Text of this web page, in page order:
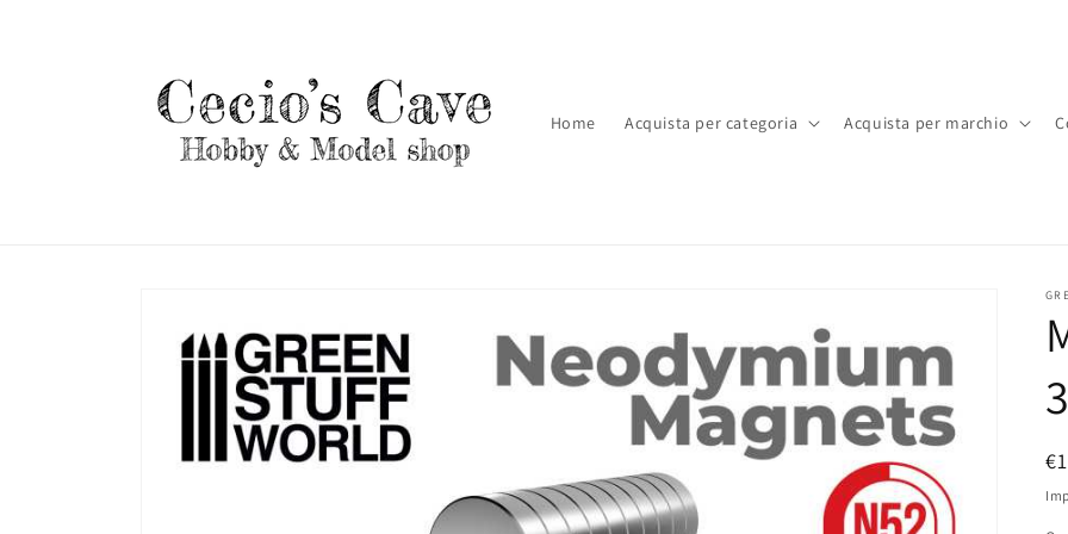
Home Acquista per categoria Acquista per marchio
sul prodotto
di